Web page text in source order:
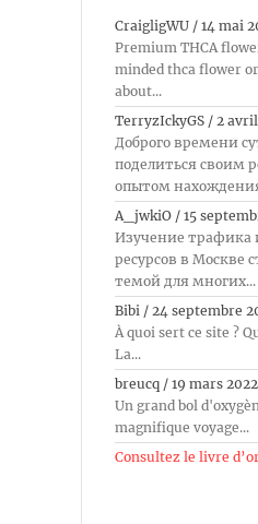
CraigligWU / 14 mai
Premium THCA
minded thca flower
about...
TerryzIckyGS / 2
Доброго времени
поделиться своим
опытом
A_jwkiO / 15
Изучение трафика
ресурсов в Москве
темой для многих...
Bibi / 24 septembre
À quoi sert ce site ?
La...
breucq / 19 mars 2022
Un grand bol
magnifique voyage...
Consultez le livre